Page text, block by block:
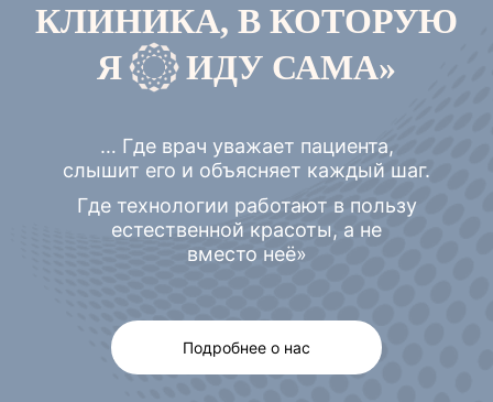
КЛИНИКА, В КОТОРУЮ
Я
ИДУ САМА»
… Где врач уважает пациента,
слышит его и объясняет каждый шаг.
Где технологии работают в пользу
естественной красоты, а не
вместо неё»
Подробнее о нас